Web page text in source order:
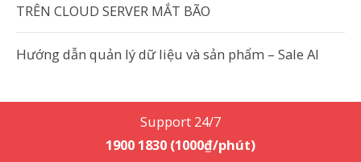
TRÊN CLOUD SERVER MẮT BÃO
Hướng dẫn quản lý dữ liệu và sản phẩm – Sale AI
Support 24/7
1900 1830 (1000₫/phút)